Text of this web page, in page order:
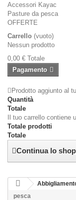
Accessori Kayac
Pasture da pesca
OFFERTE
Carrello (vuoto)
Nessun prodotto
0,00 € Totale
Pagamento
Prodotto aggiunto al
Quantità
Totale
Il tuo carrello contiene
Totale prodotti
Totale
Continua lo
pesca